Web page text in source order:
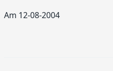
Am 12-08-2004